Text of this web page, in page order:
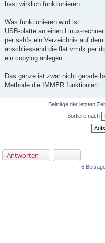
g
hast wirklich funktionieren.
Was funktionieren wird ist:
USB-platte an einen Linux-
per sshfs ein Verzeichnis auf
anschliessend die flat.vmdk per
ein copylog anlegen.
Das ganze ist zwar nicht gerade
Methode die IMMER funktioniert.
Beiträge der letzten
Sortiere nach
Antworten
6